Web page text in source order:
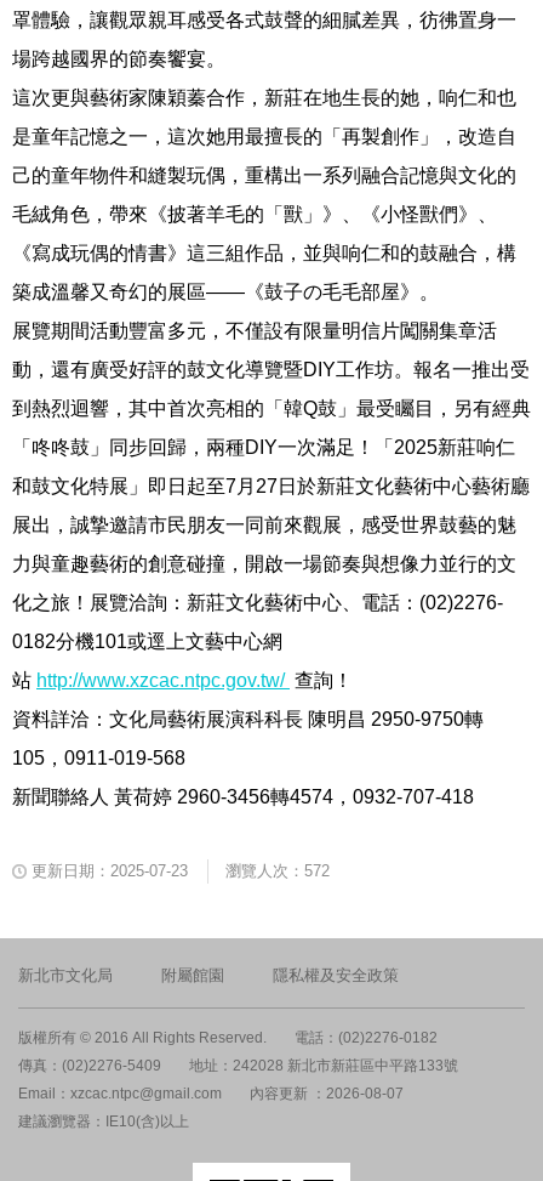
罩體驗，讓觀眾親耳感受各式鼓聲的細膩差異，彷彿置身一
場跨越國界的節奏饗宴。
這次更與藝術家陳穎蓁合作，新莊在地生長的她，响仁和也
是童年記憶之一，這次她用最擅長的「再製創作」，改造自
己的童年物件和縫製玩偶，重構出一系列融合記憶與文化的
毛絨角色，帶來《披著羊毛的「獸」》、《小怪獸們》、
《寫成玩偶的情書》這三組作品，並與响仁和的鼓融合，構
築成溫馨又奇幻的展區——《鼓子の毛毛部屋》。
展覽期間活動豐富多元，不僅設有限量明信片闖關集章活
動，還有廣受好評的鼓文化導覽暨DIY工作坊。報名一推出受
到熱烈迴響，其中首次亮相的「韓Q鼓」最受矚目，另有經典
「咚咚鼓」同步回歸，兩種DIY一次滿足！「2025新莊响仁
和鼓文化特展」即日起至7月27日於新莊文化藝術中心藝術廳
展出，誠摯邀請市民朋友一同前來觀展，感受世界鼓藝的魅
力與童趣藝術的創意碰撞，開啟一場節奏與想像力並行的文
化之旅！展覽洽詢：新莊文化藝術中心、電話：(02)2276-
0182分機101或逕上文藝中心網
站 http://www.xzcac.ntpc.gov.tw/ 查詢！
資料詳洽：文化局藝術展演科科長 陳明昌 2950-9750轉
105，0911-019-568
新聞聯絡人 黃荷婷 2960-3456轉4574，0932-707-418
更新日期：2025-07-23 瀏覽人次：572
新北市文化局 附屬館園 隱私權及安全政策
版權所有 © 2016 All Rights Reserved.
電話：(02)2276-0182
傳真：(02)2276-5409
地址：242028 新北市新莊區中平路133號
Email：xzcac.ntpc@gmail.com
內容更新 ：2026-08-07
建議瀏覽器：IE10(含)以上